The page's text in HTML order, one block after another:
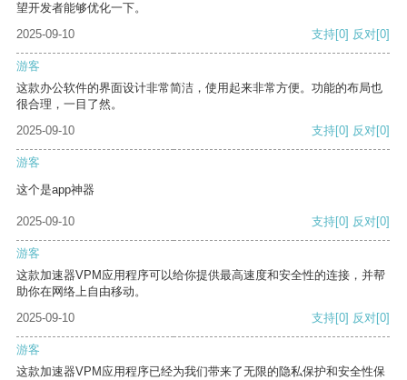
望开发者能够优化一下。
2025-09-10
支持[0] 反对[0]
游客
这款办公软件的界面设计非常简洁，使用起来非常方便。功能的布局也
很合理，一目了然。
2025-09-10
支持[0] 反对[0]
游客
这个是app神器
2025-09-10 支持[0] 反对[0]
游客
这款加速器VPM应用程序可以给你提供最高速度和安全性的连接，并帮
助你在网络上自由移动。
2025-09-10
支持[0] 反对[0]
游客
这款加速器VPM应用程序已经为我们带来了无限的隐私保护和安全性保